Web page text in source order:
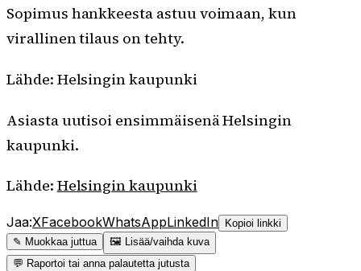
Sopimus hankkeesta astuu voimaan, kun
virallinen tilaus on tehty.
Lähde: Helsingin kaupunki
Asiasta uutisoi ensimmäisenä Helsingin
kaupunki.
Lähde: Helsingin kaupunki
Jaa:XFacebookWhatsAppLinkedIn
Kopioi linkki
✎ Muokkaa juttua
🖼 Lisää/vaihda kuva
💬 Raportoi tai anna palautetta jutusta